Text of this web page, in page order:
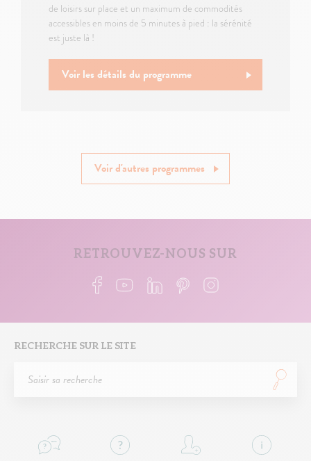
de loisirs sur place et un maximum de commodités
accessibles en moins de 5 minutes à pied : la sérénité
est juste là !
Voir les détails du programme
Voir d'autres programmes
RETROUVEZ-NOUS SUR
RECHERCHE SUR LE SITE